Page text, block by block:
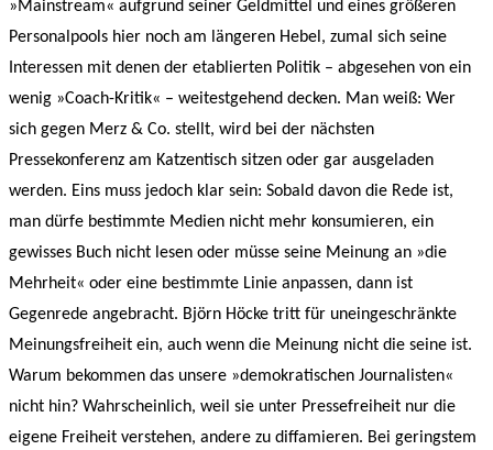
»Mainstream« aufgrund seiner Geldmittel und eines größeren
Personalpools hier noch am längeren Hebel, zumal sich seine
Interessen mit denen der etablierten Politik – abgesehen von ein
wenig »Coach-Kritik« – weitestgehend decken. Man weiß: Wer
sich gegen Merz & Co. stellt, wird bei der nächsten
Pressekonferenz am Katzentisch sitzen oder gar ausgeladen
werden. Eins muss jedoch klar sein: Sobald davon die Rede ist,
man dürfe bestimmte Medien nicht mehr konsumieren, ein
gewisses Buch nicht lesen oder müsse seine Meinung an »die
Mehrheit« oder eine bestimmte Linie anpassen, dann ist
Gegenrede angebracht. Björn Höcke tritt für uneingeschränkte
Meinungsfreiheit ein, auch wenn die Meinung nicht die seine ist.
Warum bekommen das unsere »demokratischen Journalisten«
nicht hin? Wahrscheinlich, weil sie unter Pressefreiheit nur die
eigene Freiheit verstehen, andere zu diffamieren. Bei geringstem